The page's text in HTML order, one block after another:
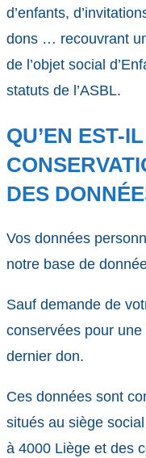
d’enfants,
dons … recouvrant
de l’objet social
statuts de l’ASBL.
QU’EN EST-
DES
Vos données
notre base de
Sauf demande de
conservées pour
dernier don.
Ces données sont
situés au siège
à 4000 Liège et des